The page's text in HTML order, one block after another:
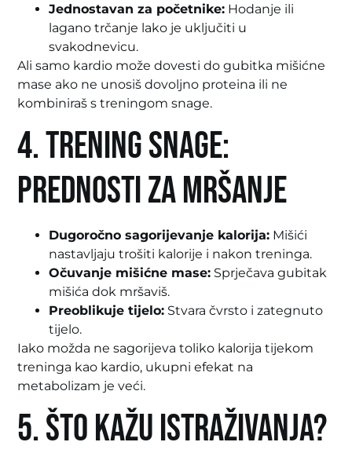
Jednostavan za početnike: Hodanje ili
lagano trčanje lako je uključiti u
svakodnevicu.
Ali samo kardio može dovesti do gubitka mišićne
mase ako ne unosiš dovoljno proteina ili ne
kombiniraš s treningom snage.
4. Trening snage:
Prednosti za mršanje
Dugoročno sagorijevanje kalorija: Mišići
nastavljaju trošiti kalorije i nakon treninga.
Očuvanje mišićne mase: Sprječava gubitak
mišića dok mršaviš.
Preoblikuje tijelo: Stvara čvrsto i zategnuto
tijelo.
Iako možda ne sagorijeva toliko kalorija tijekom
treninga kao kardio, ukupni efekat na
metabolizam je veći.
5. Što kažu istraživanja?